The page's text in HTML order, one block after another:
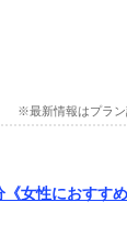
※最新情報はプラン
女性におすすめ